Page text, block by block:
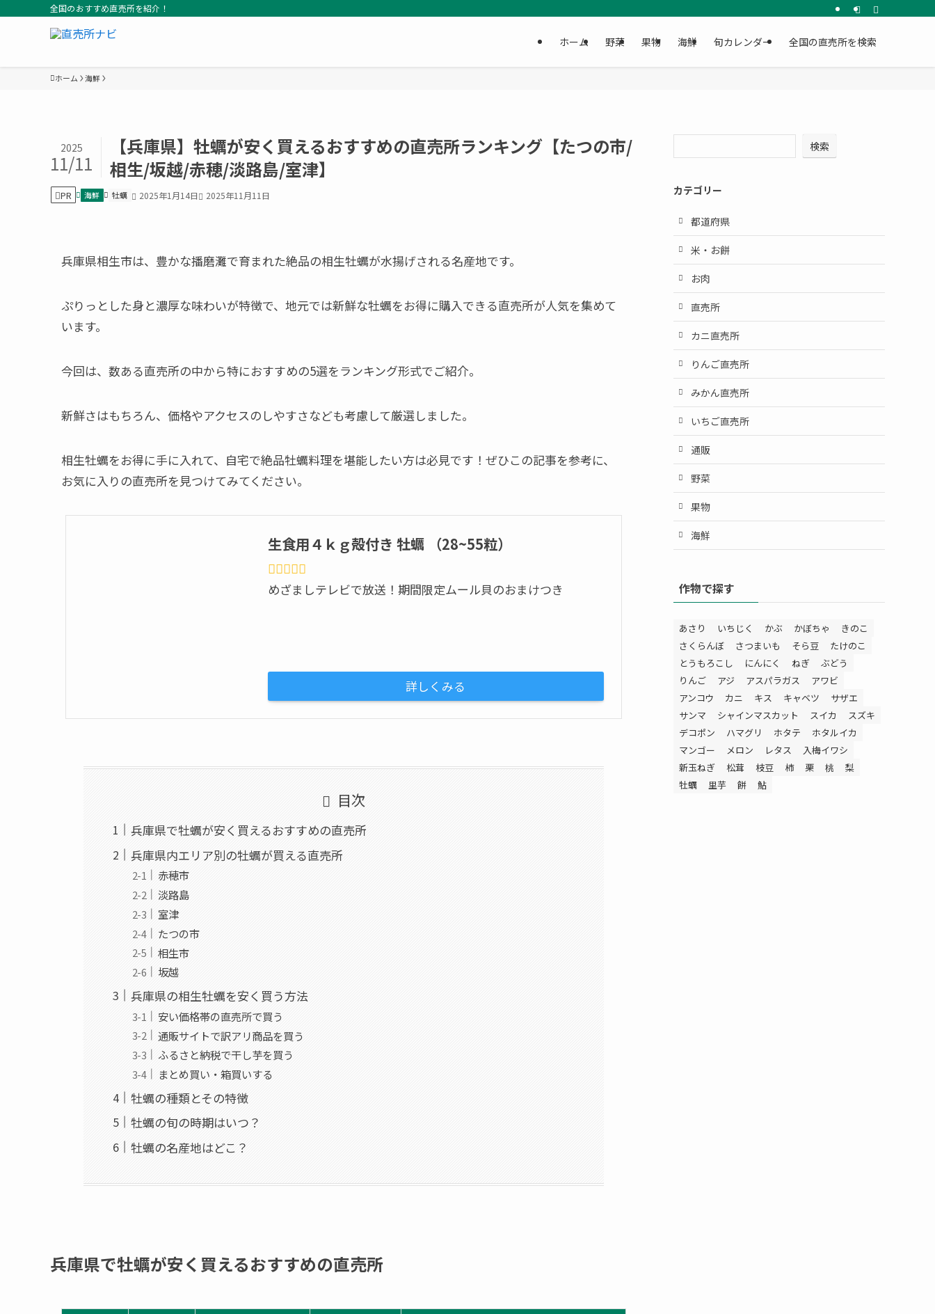
全国のおすすめ直売所を紹介！
ホーム 野菜 果物 海鮮 旬カレンダー 全国の直売所を検索
ホーム 海鮮
【兵庫県】牡蠣が安く買えるおすすめの直売所ランキング【たつの市/
相生/坂越/赤穂/淡路島/室津】
2025
11/11
PR 海鮮 牡蠣 2025年1月14日 2025年11月11日
兵庫県相生市は、豊かな播磨灘で育まれた絶品の相生牡蠣が水揚げされる名産地です。
ぷりっとした身と濃厚な味わいが特徴で、地元では新鮮な牡蠣をお得に購入できる直売所が人気を集めて
います。
今回は、数ある直売所の中から特におすすめの5選をランキング形式でご紹介。
新鮮さはもちろん、価格やアクセスのしやすさなども考慮して厳選しました。
相生牡蠣をお得に手に入れて、自宅で絶品牡蠣料理を堪能したい方は必見です！ぜひこの記事を参考に、
お気に入りの直売所を見つけてみてください。
生食用４ｋｇ殻付き 牡蠣 （28~55粒）
めざましテレビで放送！期間限定ムール貝のおまけつき
詳しくみる
目次
兵庫県で牡蠣が安く買えるおすすめの直売所
兵庫県内エリア別の牡蠣が買える直売所
赤穂市
淡路島
室津
たつの市
相生市
坂越
兵庫県の相生牡蠣を安く買う方法
安い価格帯の直売所で買う
通販サイトで訳アリ商品を買う
ふるさと納税で干し芋を買う
まとめ買い・箱買いする
牡蠣の種類とその特徴
牡蠣の旬の時期はいつ？
牡蠣の名産地はどこ？
兵庫県で牡蠣が安く買えるおすすめの直売所
検索
カテゴリー
都道府県
米・お餅
お肉
直売所
カニ直売所
りんご直売所
みかん直売所
いちご直売所
通販
野菜
果物
海鮮
作物で探す
あさり いちじく かぶ かぼちゃ
きのこ
さくらんぼ
さつまいも そら豆
たけのこ
とうもろこし
にんにく ねぎ
ぶどう
りんご
アジ アスパラガス
アワビ
アンコウ
カニ キス キャベツ
サザエ
サンマ
シャインマスカット スイカ
スズキ
デコポン
ハマグリ ホタテ
ホタルイカ
マンゴー
メロン レタス
入梅イワシ
新玉ねぎ
松茸 枝豆 柿 栗 桃
梨
牡蠣
里芋 餅 鮎